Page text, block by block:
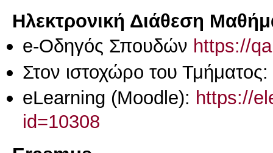
Ηλεκτρονική Διάθεση
e-Οδηγός Σπουδών https://
Στον ιστοχώρο του Τμήματος:
eLearning (Moodle): https://
id=10308